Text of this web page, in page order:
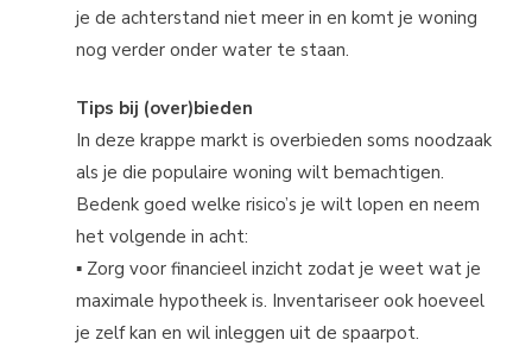
je de achterstand niet meer in en komt je woning
nog verder onder water te staan.
Tips bij (over)bieden
In deze krappe markt is overbieden soms noodzaak
als je die populaire woning wilt bemachtigen.
Bedenk goed welke risico’s je wilt lopen en neem
het volgende in acht:
▪ Zorg voor financieel inzicht zodat je weet wat je
maximale hypotheek is. Inventariseer ook hoeveel
je zelf kan en wil inleggen uit de spaarpot.